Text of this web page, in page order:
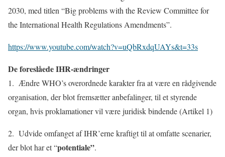
2030, med titlen “Big problems with the Review Committee for
the International Health Regulations Amendments”.
https://www.youtube.com/watch?v=uQbRxdqUAYs&t=33s
De foreslåede IHR-ændringer
1. Ændre WHO’s overordnede karakter fra at være en rådgivende
organisation, der blot fremsætter anbefalinger, til et styrende
organ, hvis proklamationer vil være juridisk bindende (Artikel 1)
2. Udvide omfanget af IHR’erne kraftigt til at omfatte scenarier,
der blot har et “potentiale”.